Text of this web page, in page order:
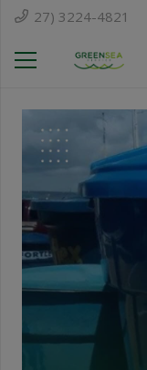
27) 3224-4821